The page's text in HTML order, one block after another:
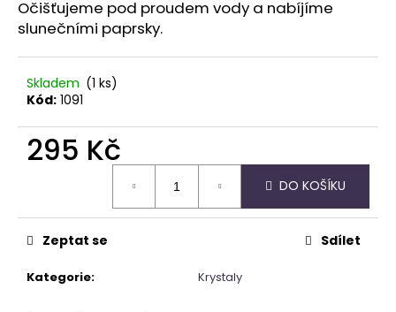
Očišťujeme pod proudem vody a nabíjíme
slunečními paprsky.
Skladem (1 ks)
Kód: 1091
295 Kč
DO KOŠÍKU
Kategorie: Krystaly
Zeptat se Sdílet
1
290